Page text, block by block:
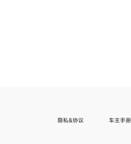
隐私&协议 车主手册